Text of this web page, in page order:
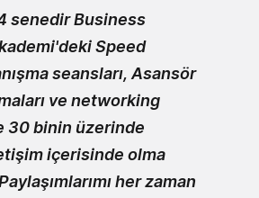
senedir Business
Speed
seansları, Asansör
ve networking
30 binin üzerinde
içerisinde olma
her zaman